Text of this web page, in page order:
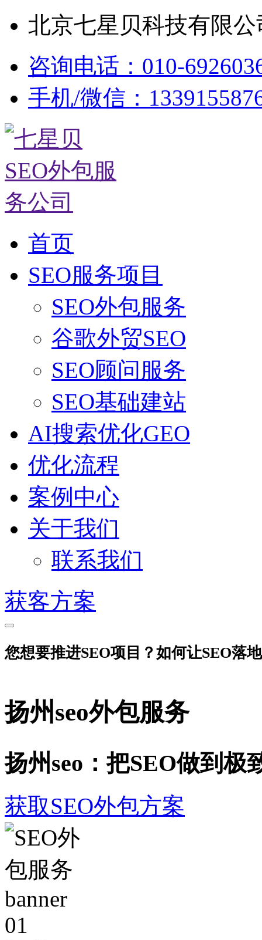
北京七星贝科技有限
咨询电话：010-
手机/微信：
首页
SEO服务项目
SEO外包服务
谷歌外贸SEO
SEO顾问服务
SEO基础建站
AI搜索优化GEO
优化流程
案例中心
关于我们
联系我们
获客方案
您想要推进SEO项目？如何让SEO落
扬州seo外包服务
扬州seo：把SEO做到极
获取SEO外包方案
01